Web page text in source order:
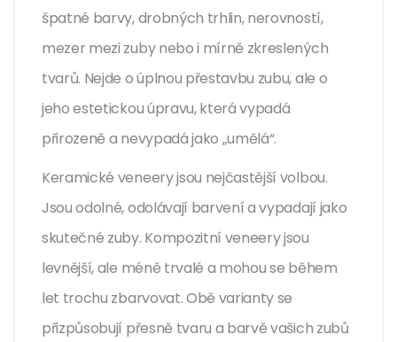
špatné barvy, drobných trhlin, nerovností,
mezer mezi zuby nebo i mírně zkreslených
tvarů. Nejde o úplnou přestavbu zubu, ale o
jeho estetickou úpravu, která vypadá
přirozeně a nevypadá jako „umělá“.
Keramické veneery jsou nejčastější volbou.
Jsou odolné, odolávají barvení a vypadají jako
skutečné zuby. Kompozitní veneery jsou
levnější, ale méně trvalé a mohou se během
let trochu zbarvovat. Obě varianty se
přizpůsobují přesně tvaru a barvě vašich zubů